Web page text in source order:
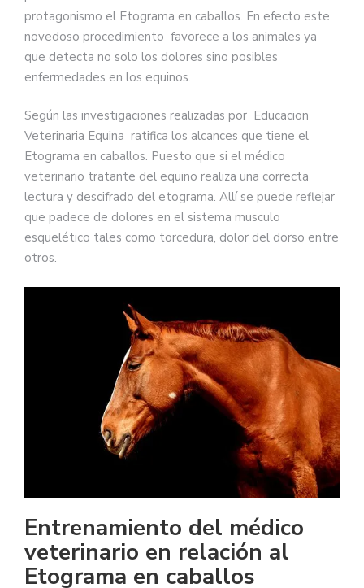
protagonismo el Etograma en caballos. En efecto este
novedoso procedimiento favorece a los animales ya
que detecta no solo los dolores sino posibles
enfermedades en los equinos.
Según las investigaciones realizadas por Educacion
Veterinaria Equina ratifica los alcances que tiene el
Etograma en caballos. Puesto que si el médico
veterinario tratante del equino realiza una correcta
lectura y descifrado del etograma. Allí se puede reflejar
que padece de dolores en el sistema musculo
esquelético tales como torcedura, dolor del dorso entre
otros.
Entrenamiento del médico
veterinario en relación al
Etograma en caballos